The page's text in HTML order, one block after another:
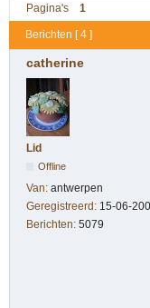
Pagina's 1
Berichten [ 4 ]
catherine
Lid
Offline
Van: antwerpen
Geregistreerd: 15-06-
Berichten: 5079